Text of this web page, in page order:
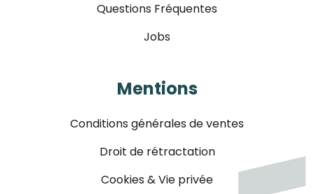
Questions Fréquentes
Jobs
Mentions
Conditions générales de ventes
Droit de rétractation
Cookies & Vie privée